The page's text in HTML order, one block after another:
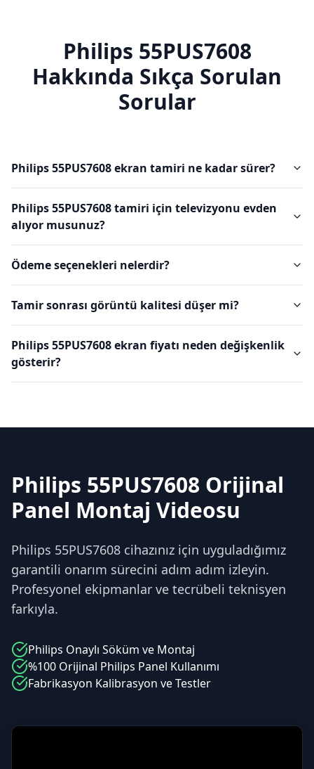
Philips 55PUS7608
Hakkında Sıkça Sorulan
Sorular
Philips 55PUS7608 ekran tamiri ne kadar sürer?
Philips 55PUS7608 tamiri için televizyonu evden
alıyor musunuz?
Ödeme seçenekleri nelerdir?
Tamir sonrası görüntü kalitesi düşer mi?
Philips 55PUS7608 ekran fiyatı neden değişkenlik
gösterir?
Philips 55PUS7608 Orijinal
Panel Montaj Videosu
Philips 55PUS7608 cihazınız için uyguladığımız
garantili onarım sürecini adım adım izleyin.
Profesyonel ekipmanlar ve tecrübeli teknisyen
farkıyla.
Philips Onaylı Söküm ve Montaj
%100 Orijinal Philips Panel Kullanımı
Fabrikasyon Kalibrasyon ve Testler